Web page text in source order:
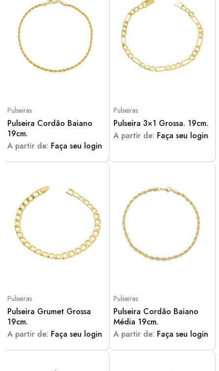
Pulseiras
Pulseira Cordão Baiano
19cm.
A partir de: Faça seu login
Pulseiras
Pulseira 3×1 Grossa. 19cm.
A partir de: Faça seu login
Pulseiras
Pulseira Grumet Grossa
19cm.
A partir de: Faça seu login
Pulseiras
Pulseira Cordão Baiano
Média 19cm.
A partir de: Faça seu login